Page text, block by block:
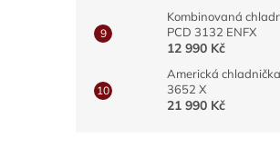
Kombinovaná
PCD 3132 ENFX
12 990 Kč
Americká
3652 X
21 990 Kč